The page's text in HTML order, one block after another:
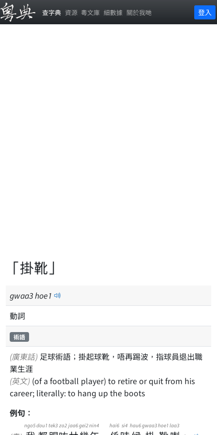
查字典 資源 粵文庫 細數據 關於我哋 登入
「掛靴」
gwaa3hoe1
動詞
術語
(廣東話)
業生涯
(英文)
career; literally: to hang up the boots
例句：
ngo5dou1 tek3 zo2 jaa6gei2nin4 hai6 si4 hau6gwaa3hoe1 laa3